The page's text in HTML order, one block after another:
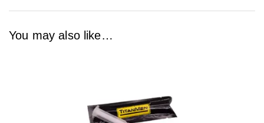
You may also like…